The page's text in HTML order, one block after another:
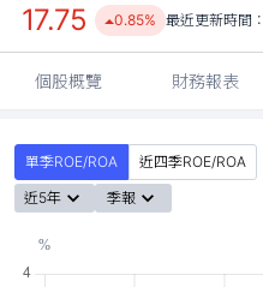
17.75 0.85% 最近更新時間：
個股概覽 財務報表
單季ROE/ROA
近四季ROE/ROA
近5年
季報